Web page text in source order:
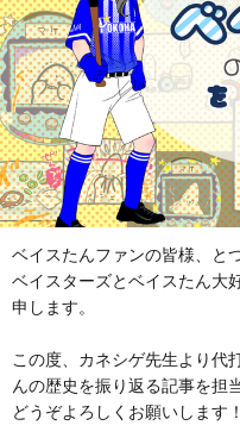
ベイスたんファンの皆様、と
ベイスターズとベイスたん大
申します。
この度、カネシゲ先生より代
んの歴史を振り返る記事を担
どうぞよろしくお願いします！